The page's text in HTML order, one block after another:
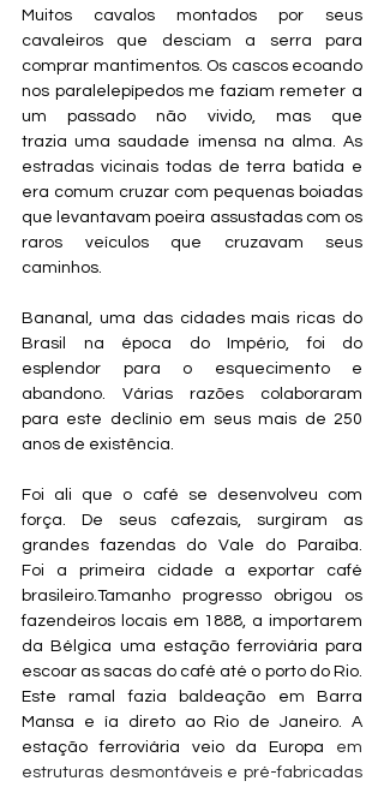
Muitos cavalos montados por seus
cavaleiros que desciam a serra para
comprar mantimentos. Os cascos ecoando
nos paralelepípedos me faziam remeter a
um passado não vivido, mas que
trazia uma saudade imensa na alma. As
estradas vicinais todas de terra batida e
era comum cruzar com pequenas boiadas
que levantavam poeira assustadas com os
raros veículos que cruzavam seus
caminhos.
​​Bananal, uma das cidades mais ricas do
Brasil na época do Império, foi do
esplendor para o esquecimento e
abandono. Várias razões colaboraram
para este declínio em seus mais de 250
anos de existência.
​​Foi ali que o café se desenvolveu com
força. De seus cafezais, surgiram as
grandes fazendas do Vale do Paraíba.
Foi a primeira cidade a exportar café
brasileiro.Tamanho progresso obrigou os
fazendeiros locais em 1888, a importarem
da Bélgica uma estação ferroviária para
escoar as sacas do café até o porto do Rio.
Este ramal fazia baldeação em Barra
Mansa e ía direto ao Rio de Janeiro. A
estação ferroviária veio da Europa em
estruturas desmontáveis e pré-fabricadas